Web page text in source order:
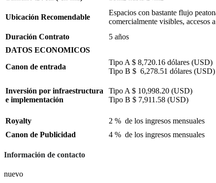
Ubicación Recomendable
Espacios con bastante flujo
comercialmente visibles, accesos
Duración Contrato
5 años
DATOS ECONOMICOS
Canon de entrada
Tipo A $ 8,720.16 dólares (USD)
Tipo B $ 6,278.51 dólares (USD)
Inversión por infraestructura
e implementación
Tipo A $ 10,998.20 (USD)
Tipo B $ 7,911.58 (USD)
Royalty
2 % de los ingresos mensuales
Canon de Publicidad
4 % de los ingresos mensuales
Información de contacto
nuevo